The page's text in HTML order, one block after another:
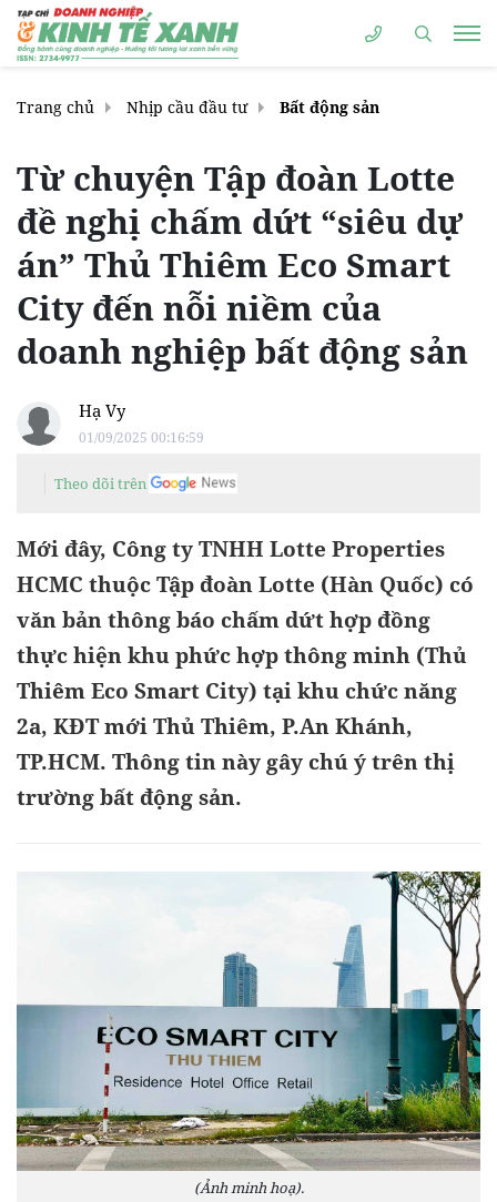
Trang chủ Nhịp cầu đầu tư Bất động sản
Từ chuyện Tập đoàn Lotte
đề nghị chấm dứt “siêu dự
án” Thủ Thiêm Eco Smart
City đến nỗi niềm của
doanh nghiệp bất động sản
Hạ Vy
01/09/2025 00:16:59
Theo dõi trên
Mới đây, Công ty TNHH Lotte Properties
HCMC thuộc Tập đoàn Lotte (Hàn Quốc) có
văn bản thông báo chấm dứt hợp đồng
thực hiện khu phức hợp thông minh (Thủ
Thiêm Eco Smart City) tại khu chức năng
2a, KĐT mới Thủ Thiêm, P.An Khánh,
TP.HCM. Thông tin này gây chú ý trên thị
trường bất động sản.
(Ảnh minh hoạ).